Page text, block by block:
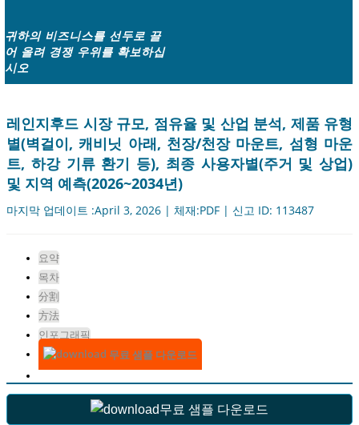
귀하의 비즈니스를 선두로 끌
어 올려 경쟁 우위를 확보하십
시오
레인지후드 시장 규모, 점유율 및 산업 분석, 제품 유형
별(벽걸이, 캐비닛 아래, 천장/천장 마운트, 섬형 마운
트, 하강 기류 환기 등), 최종 사용자별(주거 및 상업)
및 지역 예측(2026~2034년)
마지막 업데이트 :April 3, 2026 | 체재:PDF | 신고 ID: 113487
요약
목차
分割
方法
인포그래픽
무료 샘플 다운로드
무료 샘플 다운로드